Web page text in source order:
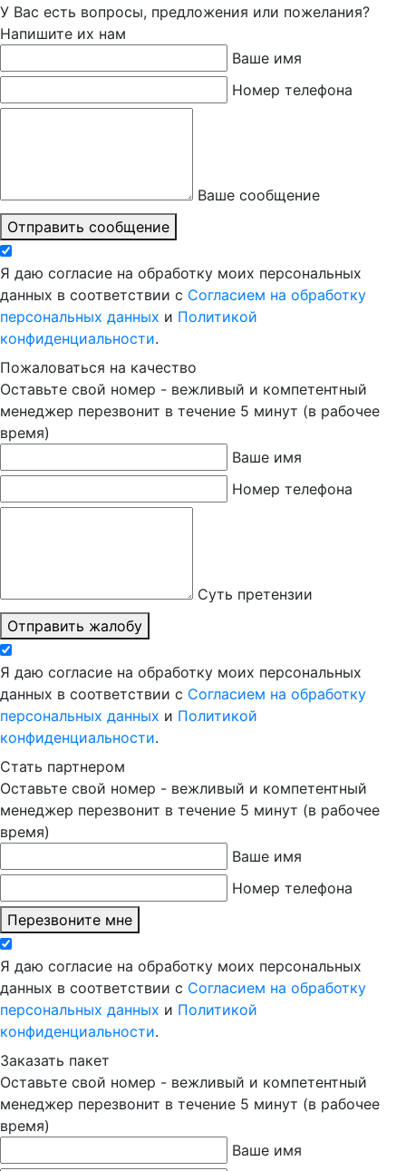
У Вас есть вопросы, предложения или пожелания?
Напишите их нам
Ваше имя
Номер телефона
Ваше сообщение
Отправить сообщение
Я даю согласие на обработку моих персональных
данных в соответствии с Согласием на обработку
персональных данных и Политикой
конфиденциальности.
Пожаловаться на качество
Оставьте свой номер - вежливый и компетентный
менеджер перезвонит в течение 5 минут (в рабочее
время)
Ваше имя
Номер телефона
Суть претензии
Отправить жалобу
Я даю согласие на обработку моих персональных
данных в соответствии с Согласием на обработку
персональных данных и Политикой
конфиденциальности.
Стать партнером
Оставьте свой номер - вежливый и компетентный
менеджер перезвонит в течение 5 минут (в рабочее
время)
Ваше имя
Номер телефона
Перезвоните мне
Я даю согласие на обработку моих персональных
данных в соответствии с Согласием на обработку
персональных данных и Политикой
конфиденциальности.
Заказать пакет
Оставьте свой номер - вежливый и компетентный
менеджер перезвонит в течение 5 минут (в рабочее
время)
Ваше имя